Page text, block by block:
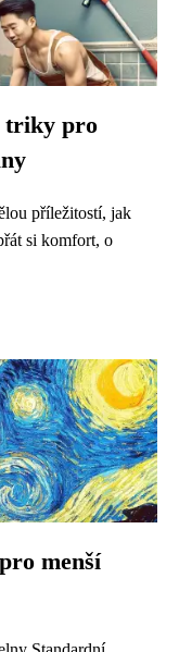
triky pro
příležitostí, jak
si komfort, o
menší